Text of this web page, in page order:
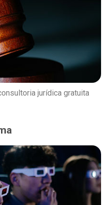
jurídica gratuita